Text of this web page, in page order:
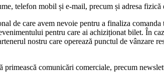
telefon mobil și e-mail, precum și adresa fizică
de care avem nevoie pentru a finaliza
pentru care ai achiziționat bilet. În
nostru care operează punctul de vânzare
comunicări comerciale, precum